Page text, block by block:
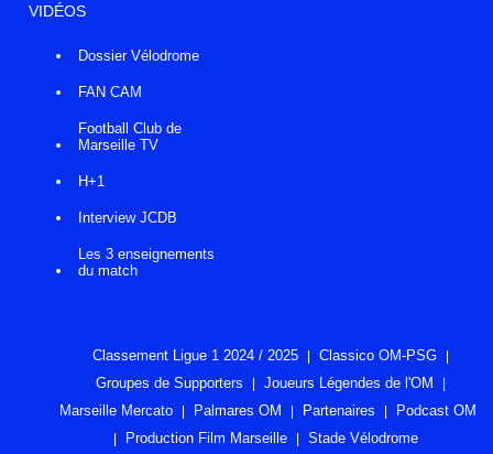
VIDÉOS
Dossier Vélodrome
FAN CAM
Football Club de
Marseille TV
H+1
Interview JCDB
Les 3 enseignements
du match
Classement Ligue 1 2024 / 2025
Classico OM-PSG
Groupes de Supporters
Joueurs Légendes de l'OM
Marseille Mercato
Palmares OM Partenaires
Podcast OM
Production Film Marseille
Stade Vélodrome